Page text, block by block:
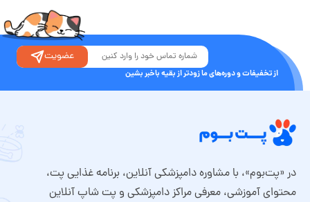
از تخفیفات و دوره‌های ما زودتر از بقیه باخبر بشین
عضویت
در «پت‌بوم»، با مشاوره دامپزشکی آنلاین، برنامه غذایی پت،
محتوای آموزشی، معرفی مراکز دامپزشکی و پت شاپ آنلاین